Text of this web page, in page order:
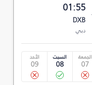
01:55
DXB
دبي
الجمعة
07
السبت
08
الأحد
09